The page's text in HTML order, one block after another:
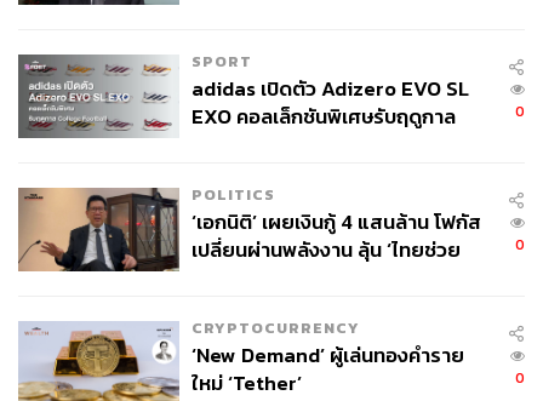
SPORT
adidas เปิดตัว Adizero EVO SL
EXO คอลเล็กชันพิเศษรับฤดูกาล
0
POLITICS
‘เอกนิติ’ เผยเงินกู้ 4 แสนล้าน โฟกัส
เปลี่ยนผ่านพลังงาน ลุ้น ‘ไทยช่วย
0
CRYPTOCURRENCY
‘New Demand’ ผู้เล่นทองคำราย
ใหม่ ‘Tether’
0